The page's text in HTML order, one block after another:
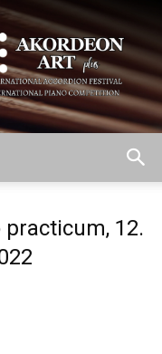
practicum, 12.